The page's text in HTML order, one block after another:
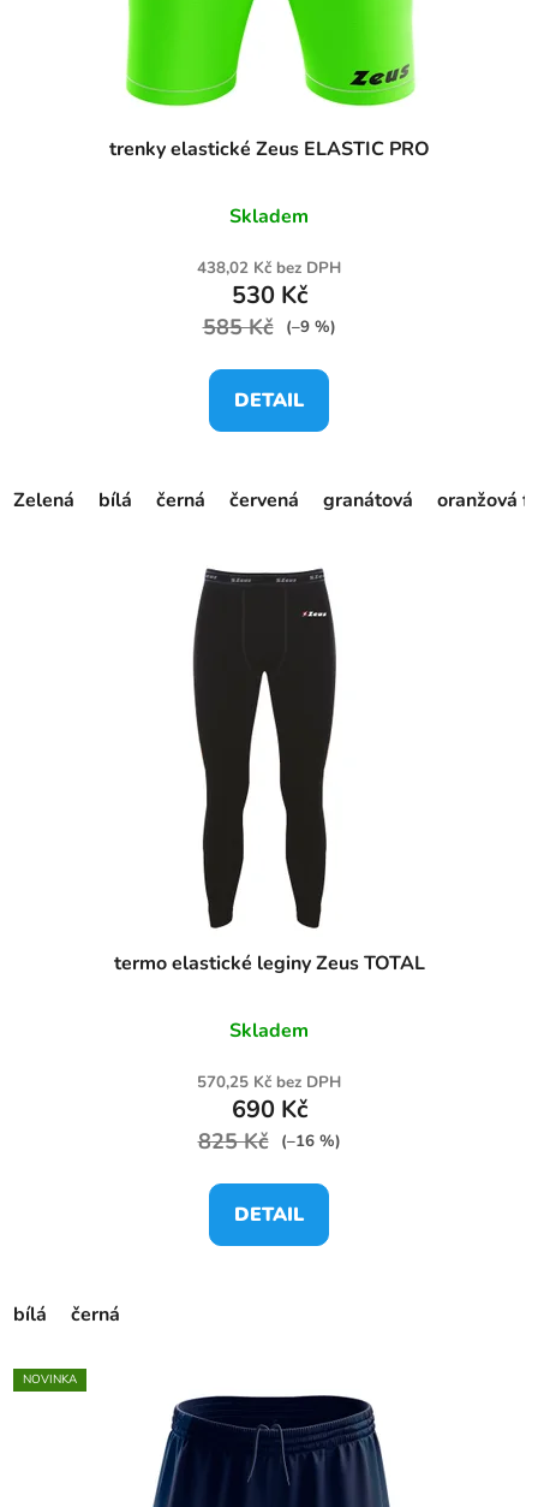
trenky elastické Zeus ELASTIC PRO
Skladem
438,02 Kč bez DPH
530 Kč
585 Kč (–9 %)
DETAIL
Zelená bílá černá červená granátová oranžová
termo elastické leginy Zeus TOTAL
Skladem
570,25 Kč bez DPH
690 Kč
825 Kč (–16 %)
DETAIL
bílá černá
NOVINKA